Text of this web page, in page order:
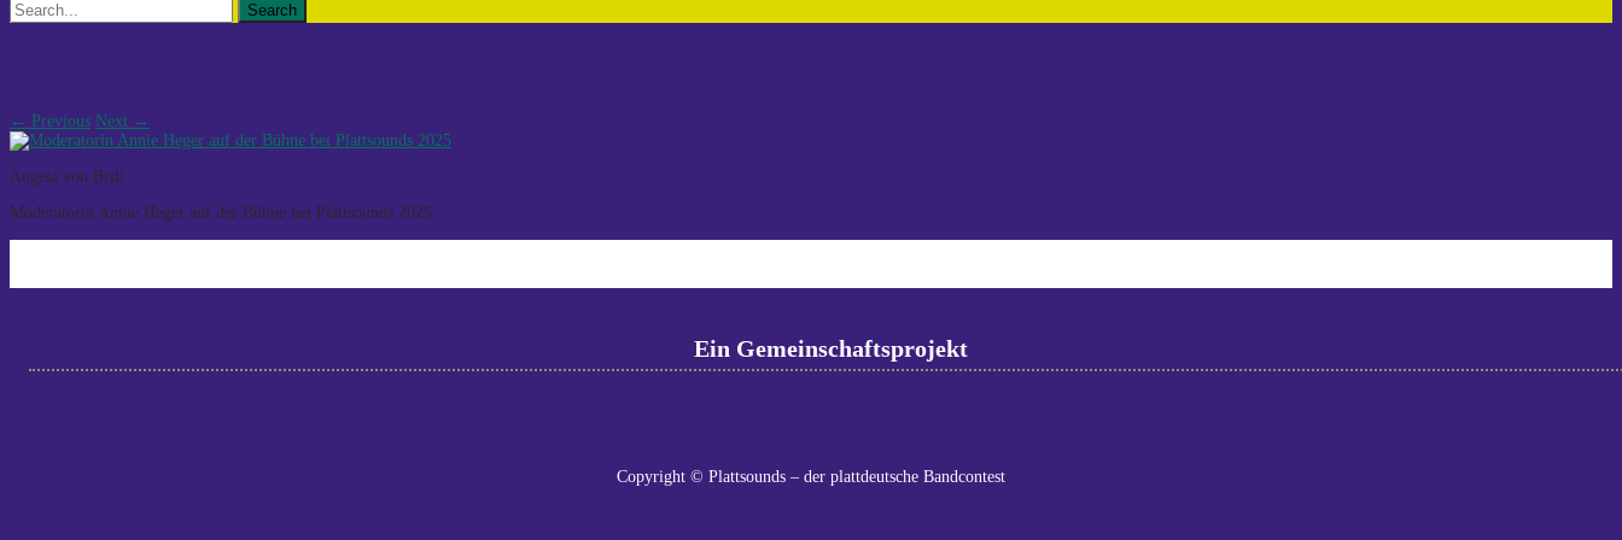
Search
for:
← Previous Next →
Angela von Brill
Moderatorin Annie Heger auf der Bühne bei Plattsounds 2025
Ein Gemeinschaftsprojekt
Copyright © Plattsounds – der plattdeutsche Bandcontest